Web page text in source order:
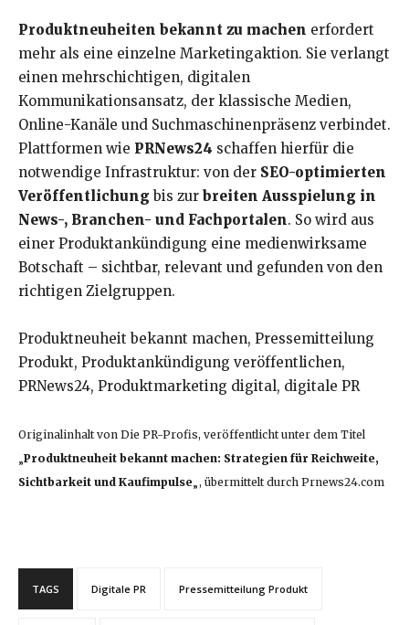
Produktneuheiten bekannt zu machen erfordert
mehr als eine einzelne Marketingaktion. Sie verlangt
einen mehrschichtigen, digitalen
Kommunikationsansatz, der klassische Medien,
Online-Kanäle und Suchmaschinenpräsenz verbindet.
Plattformen wie PRNews24 schaffen hierfür die
notwendige Infrastruktur: von der SEO-optimierten
Veröffentlichung bis zur breiten Ausspielung in
News-, Branchen- und Fachportalen. So wird aus
einer Produktankündigung eine medienwirksame
Botschaft – sichtbar, relevant und gefunden von den
richtigen Zielgruppen.
Produktneuheit bekannt machen, Pressemitteilung
Produkt, Produktankündigung veröffentlichen,
PRNews24, Produktmarketing digital, digitale PR
Originalinhalt von Die PR-Profis, veröffentlicht unter dem Titel
„Produktneuheit bekannt machen: Strategien für Reichweite,
Sichtbarkeit und Kaufimpulse„, übermittelt durch Prnews24.com
TAGS Digitale PR Pressemitteilung Produkt